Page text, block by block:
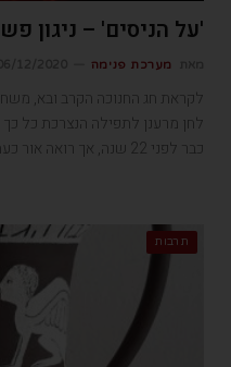
'על הניסים' – ניגון
מערכת פנימה
לקראת חג החנוכה הקרב ובא,
לחן מרענן לתפילה הנצרכת כל
כבר לפני 22 שנה, אך רואה אור כעת, בדרך לאלבום חדש.
תרבות